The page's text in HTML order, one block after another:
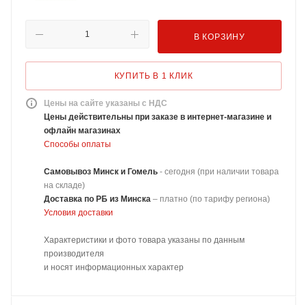
В КОРЗИНУ
КУПИТЬ В 1 КЛИК
Цены на сайте указаны с НДС
Цены действительны при заказе в интернет-магазине и
офлайн магазинах
Способы оплаты
Самовывоз Минск и Гомель - сегодня (при наличии товара
на складе)
Доставка по РБ из Минска – платно (по тарифу региона)
Условия доставки
Характеристики и фото товара указаны по данным
производителя
и носят информационных характер